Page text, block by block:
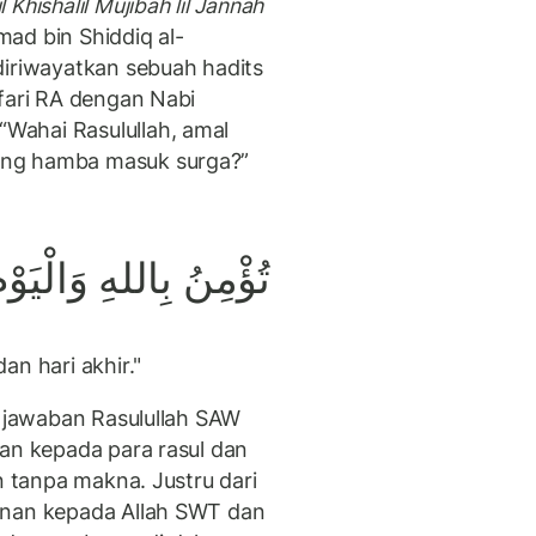
Khishalil Mujibah lil Jannah
bin Shiddiq al-
sebuah hadits
RA dengan Nabi
Rasulullah, amal
hamba masuk surga?”
تُؤْمِنُ بِاللهِ
hari akhir."
Rasulullah SAW
kepada para rasul dan
makna. Justru dari
kepada Allah SWT dan